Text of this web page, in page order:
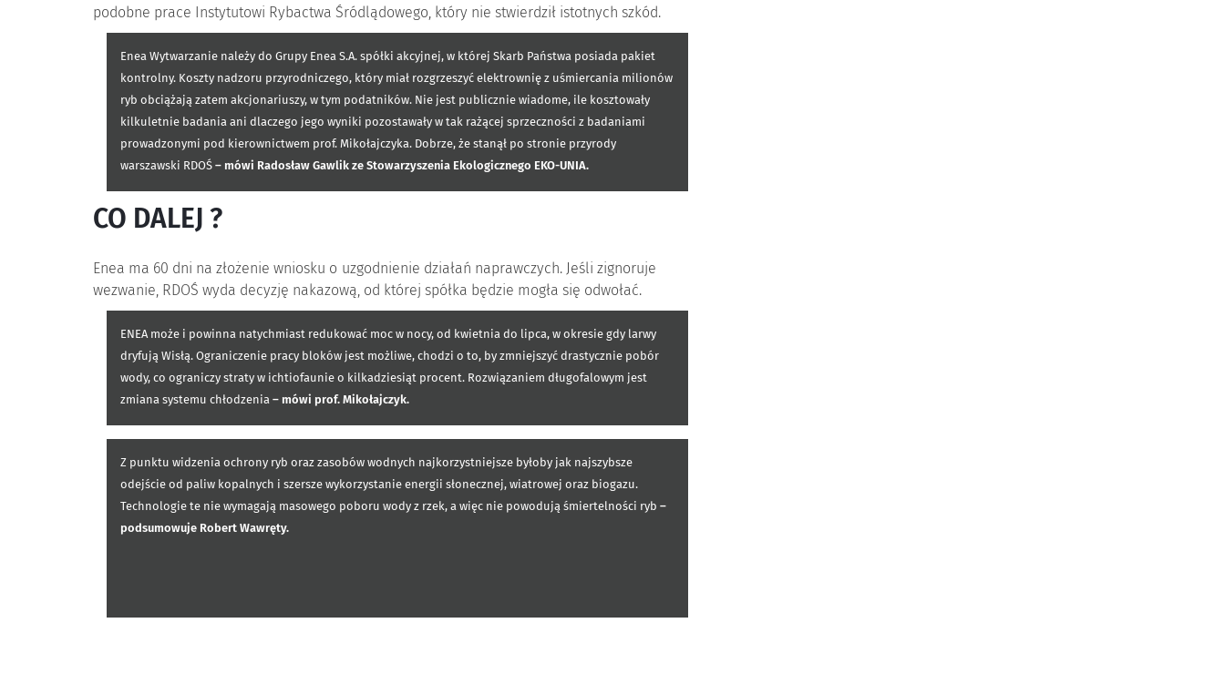
podobne prace Instytutowi Rybactwa Śródlądowego, który nie stwierdził istotnych szkód.
Enea Wytwarzanie należy do Grupy Enea S.A. spółki akcyjnej, w której Skarb Państwa posiada pakiet
kontrolny. Koszty nadzoru przyrodniczego, który miał rozgrzeszyć elektrownię z uśmiercania milionów
ryb obciążają zatem akcjonariuszy, w tym podatników. Nie jest publicznie wiadome, ile kosztowały
kilkuletnie badania ani dlaczego jego wyniki pozostawały w tak rażącej sprzeczności z badaniami
prowadzonymi pod kierownictwem prof. Mikołajczyka. Dobrze, że stanął po stronie przyrody
warszawski RDOŚ – mówi Radosław Gawlik ze Stowarzyszenia Ekologicznego EKO-UNIA.
CO DALEJ ?
Enea ma 60 dni na złożenie wniosku o uzgodnienie działań naprawczych. Jeśli zignoruje
wezwanie, RDOŚ wyda decyzję nakazową, od której spółka będzie mogła się odwołać.
ENEA może i powinna natychmiast redukować moc w nocy, od kwietnia do lipca, w okresie gdy larwy
dryfują Wisłą. Ograniczenie pracy bloków jest możliwe, chodzi o to, by zmniejszyć drastycznie pobór
wody, co ograniczy straty w ichtiofaunie o kilkadziesiąt procent. Rozwiązaniem długofalowym jest
zmiana systemu chłodzenia – mówi prof. Mikołajczyk.
Z punktu widzenia ochrony ryb oraz zasobów wodnych najkorzystniejsze byłoby jak najszybsze
odejście od paliw kopalnych i szersze wykorzystanie energii słonecznej, wiatrowej oraz biogazu.
Technologie te nie wymagają masowego poboru wody z rzek, a więc nie powodują śmiertelności ryb –
podsumowuje Robert Wawręty.